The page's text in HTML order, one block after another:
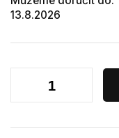
13.8.2026